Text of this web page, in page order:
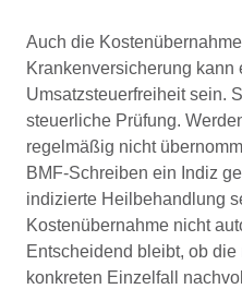
Auch die
Krankenversicherung kann
Umsatzsteuerfreiheit sein.
steuerliche Prüfung.
regelmäßig nicht
BMF-Schreiben ein Indiz
indizierte Heilbehandlung
Kostenübernahme nicht
Entscheidend bleibt, ob
konkreten Einzelfall